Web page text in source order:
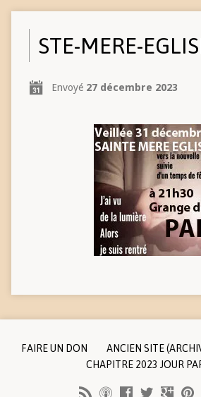
STE-MERE-
Envoyé 27 décembre 2023
FAIRE UN DON ANCIEN SITE
CHAPITRE 2023 JOUR